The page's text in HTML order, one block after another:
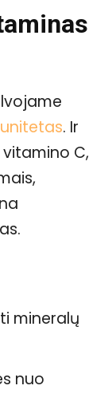
. Ir
C,
mineralų
nuo